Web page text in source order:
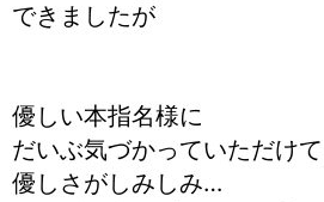
できましたが
優しい本指名様に
だいぶ気づかっていただけて
優しさがしみしみ…